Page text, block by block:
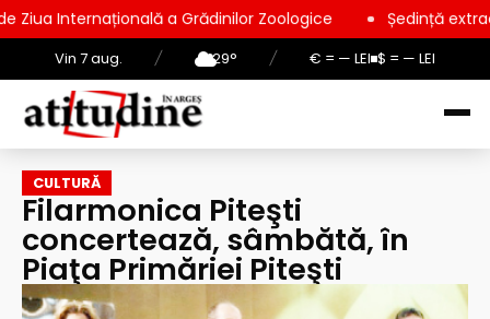
Vin 7 aug. / 29° / € = — LEI $ = — LEI
a Grădinilor Zoologice Ședință extraordinară la
CULTURĂ
Filarmonica Piteşti
concertează, sâmbătă, în
Piaţa Primăriei Piteşti